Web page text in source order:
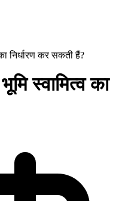
निर्धारण कर सकती हैं?
स्वामित्व का